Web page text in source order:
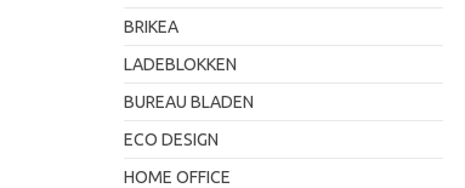
BRIKEA
LADEBLOKKEN
BUREAU BLADEN
ECO DESIGN
HOME OFFICE